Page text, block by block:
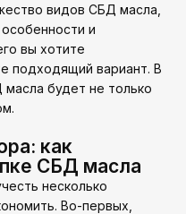
видов СБД масла,
и
вы хотите
подходящий вариант. В
будет не только
как
СБД масла
несколько
Во-первых,